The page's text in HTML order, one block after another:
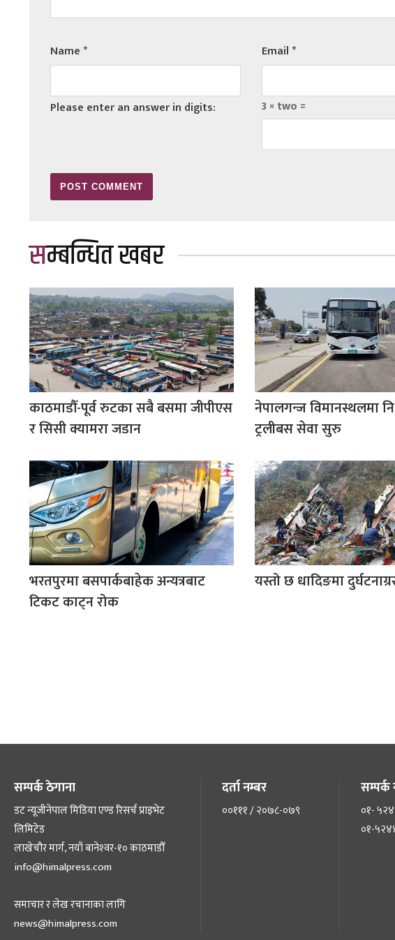
Name* Email*
Please enter an answer in digits: 3 × two =
सम्बन्धित खबर
काठमाडौँ-पूर्व रुटका सबै बसमा जीपीएस
र सिसी क्यामरा जडान
नेपालगन्ज विमानस्थलमा
ट्रलीबस सेवा सुरु
भरतपुरमा बसपार्कबाहेक अन्यत्रबाट
टिकट काट्न रोक
यस्तो छ धादिङमा
सम्पर्क ठेगाना
डट न्यूजीनेपाल मिडिया एण्ड रिसर्च प्राइभेट
लिमिटेड
लाखेचौर मार्ग, नयाँ बानेश्‍वर-१० काठमाडौँ
info@himalpress.com
समाचार र लेख रचानाका लागि
news@himalpress.com
दर्ता नम्बर
००१११ / २०७८-०७९
सम्पर्क
०१-
०१-